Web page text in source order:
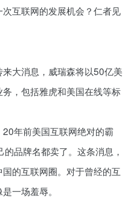
互联网的发展机会？仁者见
大消息，威瑞森将以50亿美
，包括雅虎和美国在线等标
年前美国互联网绝对的霸
品牌名都卖了。这条消息，
的互联网圈。对于曾经的互
一场羞辱。